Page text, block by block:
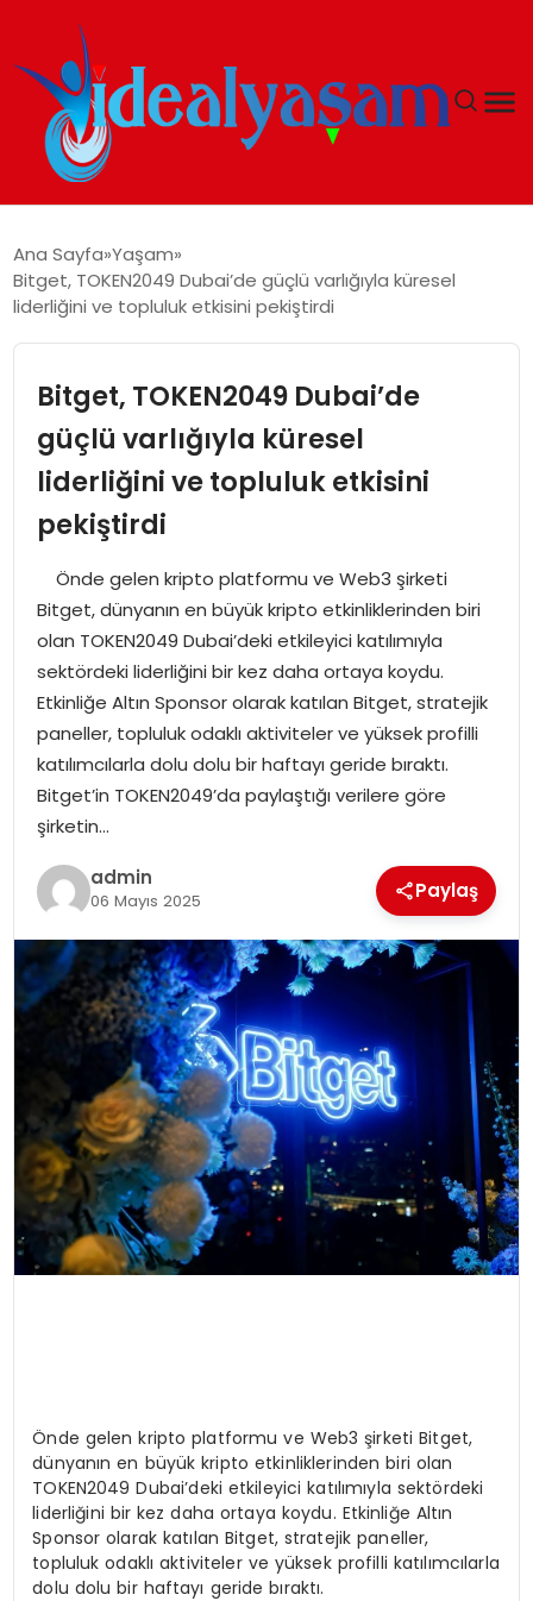
GÜNDEM
İDEAL YAŞAM
İDEAL SPOR
YAŞAM
MAGAZIN
SAĞLIK
SOSYAL HABER
Ana Sayfa Yaşam
Bitget, TOKEN2049 Dubai’de güçlü varlığıyla küresel
liderliğini ve topluluk etkisini pekiştirdi
Bitget, TOKEN2049 Dubai’de
güçlü varlığıyla küresel
liderliğini ve topluluk etkisini
pekiştirdi
Önde gelen kripto platformu ve Web3 şirketi
Bitget, dünyanın en büyük kripto etkinliklerinden biri
olan TOKEN2049 Dubai’deki etkileyici katılımıyla
sektördeki liderliğini bir kez daha ortaya koydu.
Etkinliğe Altın Sponsor olarak katılan Bitget, stratejik
paneller, topluluk odaklı aktiviteler ve yüksek profilli
katılımcılarla dolu dolu bir haftayı geride bıraktı.
Bitget’in TOKEN2049’da paylaştığı verilere göre
şirketin…
admin
06 Mayıs 2025 Paylaş
Önde gelen kripto platformu ve Web3 şirketi Bitget,
dünyanın en büyük kripto etkinliklerinden biri olan
TOKEN2049 Dubai’deki etkileyici katılımıyla sektördeki
liderliğini bir kez daha ortaya koydu. Etkinliğe Altın
Sponsor olarak katılan Bitget, stratejik paneller,
topluluk odaklı aktiviteler ve yüksek profilli katılımcılarla
dolu dolu bir haftayı geride bıraktı.